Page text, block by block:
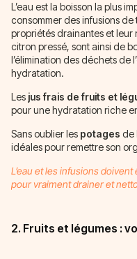
L’eau est la boisson la plus
consommer des infusions
propriétés drainantes et leur
citron pressé, sont ainsi de
l’élimination des déchets de
hydratation.
Les jus frais de fruits et
pour une hydratation riche
Sans oublier les potages de
idéales pour remettre son
L’eau et les infusions
pour vraiment drainer et
2. Fruits et légumes :